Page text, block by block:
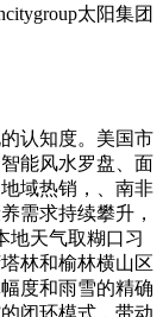
太阳集团
认知度。美国市
能风水罗盘、面
域热销，、南非
需求持续攀升，
地天气取糊口习
林和榆林横山区
度和雨雪的精确
闭环模式，带动